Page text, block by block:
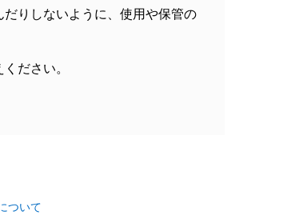
りしないように、使用や保管の
ださい。
ついて